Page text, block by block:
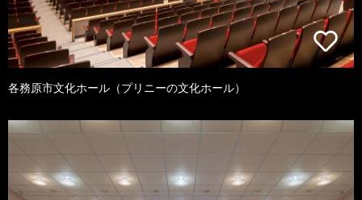
各務原市文化ホール（プリニーの文化ホール）